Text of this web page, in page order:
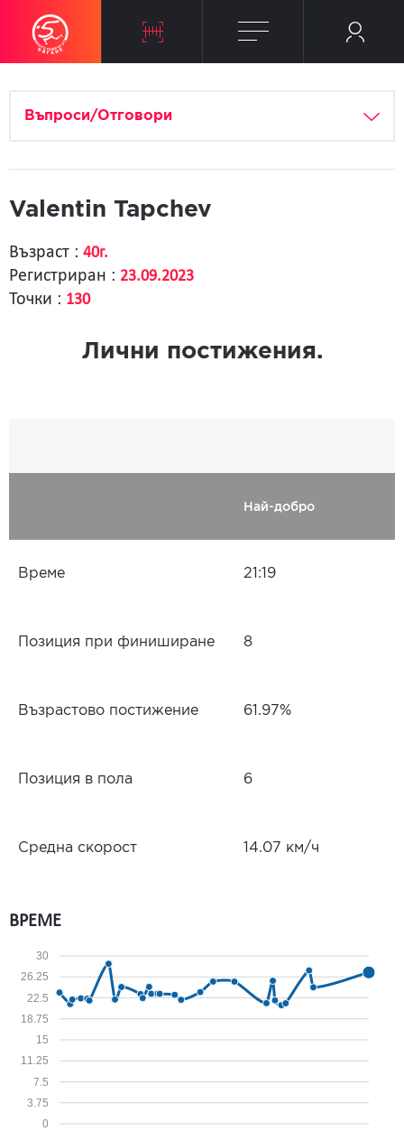
Въпроси/Отговори
Valentin Tapchev
Възраст : 40г.
Регистриран : 23.09.2023
Точки : 130
Лични постижения.
Най-добро
Време 21:19
Позиция при финиширане 8
Възрастово постижение 61.97%
Позиция в пола 6
Средна скорост 14.07 км/ч
ВРЕМЕ
0
3.75
7.5
11.25
15
18.75
22.5
26.25
30